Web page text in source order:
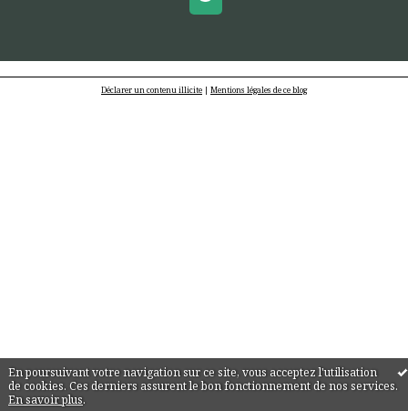
En poursuivant votre navigation sur ce site, vous acceptez l'utilisation
de cookies. Ces derniers assurent le bon fonctionnement de nos services.
En savoir plus.
Déclarer un contenu illicite | Mentions légales de ce blog